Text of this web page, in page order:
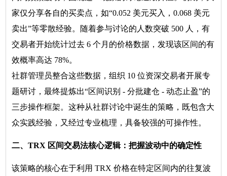
家仅分享各自的买卖点，如“0.052 美元买入，0.068 美元
卖出”等零散经验。随着参与讨论的人数突破 500 人，有
交易者开始统计过去 6 个月的价格数据，发现该区间的有
效概率高达 78%。
社群管理员整合这些数据，组织 10 位资深交易者开展专
题研讨，最终提炼出“区间识别 - 分批建仓 - 动态止盈”的
三步操作框架。这种从社群讨论中诞生的策略，既包含大
众实践经验，又经过专业梳理，具备较强的可操作性。
二、TRX 区间交易法核心逻辑：把握波动中的确定性
该策略的核心在于利用 TRX 价格在特定区间内的往复波